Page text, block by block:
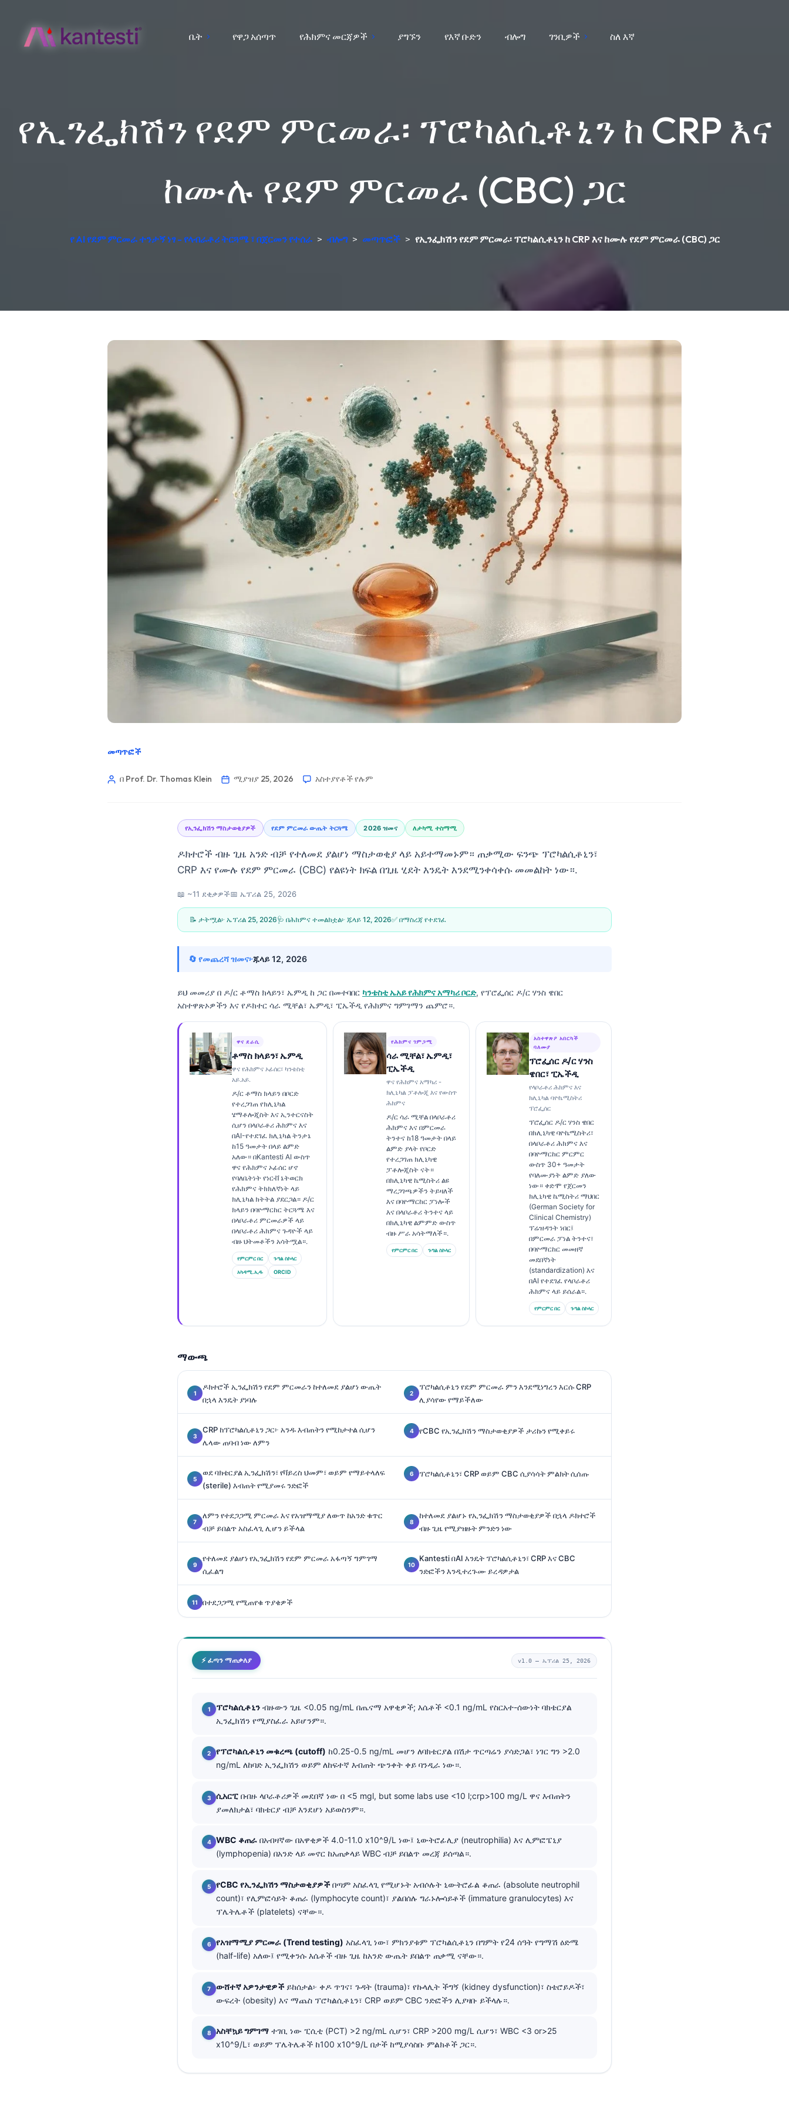
ቤት የዋጋ አሰጣጥ የሕክምና መርጃዎች ያግኙን የእኛ ቡድን ብሎግ ገንቢዎች ስለ እኛ
የኢንፌክሽን የደም ምርመራ፡ ፕሮካልሲቶኒን ከ CRP እና
ከሙሉ የደም ምርመራ (CBC) ጋር
የ AI የደም ምርመራ ተንታኝ ነፃ - የላብራቶሪ ትርጓሜ ፣ በጀርመን የተሰራ > ብሎግ > መጣጥፎች > የኢንፌክሽን የደም ምርመራ፡ ፕሮካልሲቶኒን ከ CRP እና ከሙሉ የደም ምርመራ (CBC) ጋር
መጣጥፎች
በ Prof. Dr. Thomas Klein ሚያዝያ 25, 2026 አስተያየቶች የሉም
የኢንፌክሽን ማስታወቂያዎች የደም ምርመራ ውጤት ትርጓሜ 2026 ዝመና ለታካሚ ተስማሚ
ዶክተሮች ብዙ ጊዜ አንድ ብቻ የተለመደ ያልሆነ ማስታወቂያ ላይ አይተማመኑም። ጠቃሚው ፍንጭ ፕሮካልሲቶኒን፣
CRP እና የሙሉ የደም ምርመራ (CBC) የልዩነት ክፍል በጊዜ ሂደት እንዴት እንደሚንቀሳቀሱ መመልከት ነው።.
📖 ~11 ደቂቃዎች📅 ኤፕሪል 25, 2026
📝 ታትሟል፦ ኤፕሪል 25, 2026🩺 በሕክምና ተመልክቷል፦ ጁላይ 12, 2026✅ በማስረጃ የተደገፈ
🔄 የመጨረሻ ዝመና፦ጁላይ 12, 2026
ይህ መመሪያ በ ዶ/ር ቶማስ ክላይን፣ ኤምዲ ከ ጋር በመተባበር ካንቴስቲ ኤአይ የሕክምና አማካሪ ቦርድ, የፕሮፌሰር ዶ/ር ሃንስ ዌበር
አስተዋጽኦዎችን እና የዶክተር ሳራ ሚቸል፣ ኤምዲ፣ ፒኤችዲ የሕክምና ግምገማን ጨምሮ።.
ዋና ደራሲ
ቶማስ ክላይን፣ ኤምዲ
ዋና የሕክምና ኦፊሰር፣ ካንቴስቲ
አይ.አይ.
ዶ/ር ቶማስ ክላይን በቦርድ
የተረጋገጠ የክሊኒካል
ሄማቶሎጂስት እና ኢንተርናስት
ሲሆን በላቦራቶሪ ሕክምና እና
በAI-የተደገፈ ክሊኒካል ትንታኔ
ከ15 ዓመታት በላይ ልምድ
አለው። በKantesti AI ውስጥ
ዋና የሕክምና ኦፊሰር ሆኖ
የባለቤትነት የነርቭ ኔትወርክ
የሕክምና ትክክለኛነት ላይ
ክሊኒካል ክትትል ያደርጋል። ዶ/ር
ክላይን በባዮማርከር ትርጓሜ እና
በላቦራቶሪ ምርመራዎች ላይ
በላቦራቶሪ ሕክምና ጉዳዮች ላይ
ብዙ ህትመቶችን አሳትሟል።.
የምርምር በር ጉግል ስኮላር
አካዳሚ.ኢዱ ORCID
የሕክምና ገምጋሚ
ሳራ ሚቸል፣ ኤምዲ፣
ፒኤችዲ
ዋና የሕክምና አማካሪ -
ክሊኒካል ፓቶሎጂ እና የውስጥ
ሕክምና
ዶ/ር ሳራ ሚቸል በላቦራቶሪ
ሕክምና እና በምርመራ
ትንተና ከ18 ዓመታት በላይ
ልምድ ያላት የቦርድ
የተረጋገጠ ክሊኒካዊ
ፓቶሎጂስት ናት።
በክሊኒካዊ ኬሚስትሪ ልዩ
ማረጋገጫዎችን ትይዛለች
እና በባዮማርከር ፓነሎች
እና በላቦራቶሪ ትንተና ላይ
በክሊኒካዊ ልምምድ ውስጥ
ብዙ ሥራ አሳትማለች።.
የምርምር በር ጉግል ስኮላር
አስተዋጽዖ አበርካች
ባለሙያ
ፕሮፌሰር ዶ/ር ሃንስ
ዌበር፣ ፒኤችዲ
የላቦራቶሪ ሕክምና እና
ክሊኒካል ባዮኬሚስትሪ
ፕሮፌሰር
ፕሮፌሰር ዶ/ር ሃንስ ዌበር
በክሊኒካዊ ባዮኬሚስትሪ፣
በላቦራቶሪ ሕክምና እና
በባዮማርከር ምርምር
ውስጥ 30+ ዓመታት
የባለሙያነት ልምድ ያለው
ነው። ቀድሞ የጀርመን
ክሊኒካዊ ኬሚስትሪ ማህበር
(German Society for
Clinical Chemistry)
ፕሬዝዳንት ነበር፤
በምርመራ ፓነል ትንተና፣
በባዮማርከር መመዘኛ
መደበኛነት
(standardization) እና
በAI የተደገፈ የላቦራቶሪ
ሕክምና ላይ ይሰራል።.
የምርምር በር ጉግል ስኮላር
ማውጫ
ዶክተሮች ኢንፌክሽን የደም ምርመራን ከተለመደ ያልሆነ ውጤት
በኋላ እንዴት ያነባሉ
ፕሮካልሲቶኒን የደም ምርመራ ምን እንደሚነግረን እርሱ CRP
ሊያሳየው የማይችለው
CRP ከፕሮካልሲቶኒን ጋር፦ አንዱ እብጠትን የሚከታተል ሲሆን
ሌላው ጠባብ ነው ለምን
የCBC የኢንፌክሽን ማስታወቂያዎች ታሪኩን የሚቀይሩ
ወደ ባክቴርያል ኢንፌክሽን፣ የቫይረስ ህመም፣ ወይም የማይተላለፍ
(sterile) እብጠት የሚያመሩ ንድፎች
ፕሮካልሲቶኒን፣ CRP ወይም CBC ሲያሳሳት ምልክት ሲሰጡ
ለምን የተደጋጋሚ ምርመራ እና የአዝማሚያ ለውጥ ከአንድ ቁጥር
ብቻ ይበልጥ አስፈላጊ ሊሆን ይችላል
ከተለመደ ያልሆኑ የኢንፌክሽን ማስታወቂያዎች በኋላ ዶክተሮች
ብዙ ጊዜ የሚያዝዙት ምንድን ነው
የተለመደ ያልሆነ የኢንፌክሽን የደም ምርመራ አፋጣኝ ግምገማ
ሲፈልግ
Kantesti በAI እንዴት ፕሮካልሲቶኒን፣ CRP እና CBC
ንድፎችን እንዲተረጉሙ ይረዳዎታል
በተደጋጋሚ የሚጠየቁ ጥያቄዎች
⚡ ፈጣን ማጠቃለያ v1.0 — ኤፕሪል 25, 2026
ፕሮካልሲቶኒን ብዙውን ጊዜ <0.05 ng/mL በጤናማ አዋቂዎች; እሴቶች <0.1 ng/mL የስርአተ-ሰውነት ባክቴርያል
ኢንፌክሽን የሚያስፈራ አይሆንም።.
የፕሮካልሲቶኒን መቁረጫ (cutoff) ከ0.25-0.5 ng/mL መሆን ለባክቴርያል በሽታ ጥርጣሬን ያሳድጋል፣ ነገር ግን >2.0
ng/mL ለከባድ ኢንፌክሽን ወይም ለከፍተኛ እብጠት ጭንቀት ቀይ ባንዲራ ነው።.
ሲአርፒ በብዙ ላቦራቶሪዎች መደበኛ ነው በ <5 mgl, but some labs use <10 l;crp>100 mg/L ዋና እብጠትን
ያመለክታል፣ ባክቴርያ ብቻ እንደሆነ አይወስንም።.
WBC ቆጠራ በአብዛኛው በአዋቂዎች 4.0-11.0 x10^9/L ነው፤ ኒውትሮፊሊያ (neutrophilia) እና ሊምፎፔኒያ
(lymphopenia) በአንድ ላይ መኖር ከአጠቃላይ WBC ብቻ ይበልጥ መረጃ ይሰጣል።.
የCBC የኢንፌክሽን ማስታወቂያዎችበጣም አስፈላጊ የሚሆኑት አብሶሉት ኒውትሮፊል ቆጠራ (absolute neutrophil
count)፣ የሊምፎሳይት ቆጠራ (lymphocyte count)፣ ያልበሰሉ ግራኑሎሳይቶች (immature granulocytes) እና
ፕሌትሌቶች (platelets) ናቸው።.
የአዝማሚያ ምርመራ (Trend testing) አስፈላጊ ነው፣ ምክንያቱም ፕሮካልሲቶኒን በግምት የ24 ሰዓት የግማሽ ዕድሜ
(half-life) አለው፤ የሚቀንሱ እሴቶች ብዙ ጊዜ ከአንድ ውጤት ይበልጥ ጠቃሚ ናቸው።.
ውሸተኛ አዎንታዊዎችይከሰታል፦ ቀዶ ጥገና፣ ጉዳት (trauma)፣ የኩላሊት ችግኝ (kidney dysfunction)፣ ስቴሮይዶች፣
ውፍረት (obesity) እና ማጨስ ፕሮካልሲቶኒን፣ CRP ወይም CBC ንድፎችን ሊያዛቡ ይችላሉ።.
አስቸኳይ ግምገማ ተገቢ ነው ፒሲቲ (PCT) >2 ng/mL ሲሆን፣ CRP >200 mg/L ሲሆን፣ WBC <3 or>25
x10^9/L፣ ወይም ፕሌትሌቶች ከ100 x10^9/L በታች ከሚያሳስቡ ምልክቶች ጋር።.